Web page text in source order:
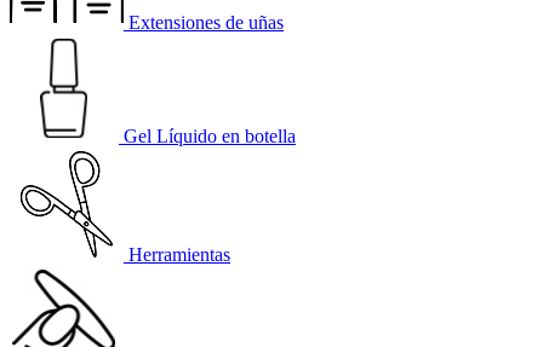
Extensiones de uñas
Gel Líquido en botella
Herramientas